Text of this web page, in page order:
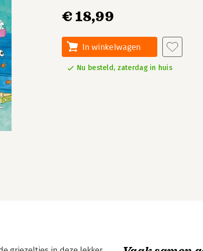
€ 18,99
In winkelwagen
Nu besteld, zaterdag in huis